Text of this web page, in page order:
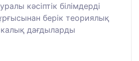
кәсіптік білімдерді
берік теориялық
дағдыларды